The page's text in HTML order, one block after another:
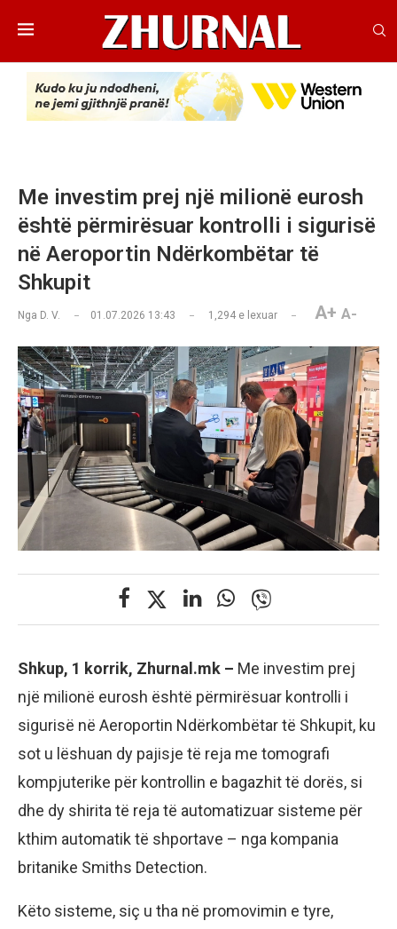
Me investim prej një milionë eurosh
është përmirësuar kontrolli i sigurisë
në Aeroportin Ndërkombëtar të
Shkupit
Nga D. V. 01.07.2026 13:43 1,294 e lexuar A+ A-
Shkup, 1 korrik, Zhurnal.mk – Me investim prej
një milionë eurosh është përmirësuar kontrolli i
sigurisë në Aeroportin Ndërkombëtar të Shkupit, ku
sot u lëshuan dy pajisje të reja me tomografi
kompjuterike për kontrollin e bagazhit të dorës, si
dhe dy shirita të reja të automatizuar sisteme për
kthim automatik të shportave – nga kompania
britanike Smiths Detection.
Këto sisteme, siç u tha në promovimin e tyre,